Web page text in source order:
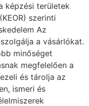
képzési területek
szerinti
Az
a vásárlókat.
minőséget
megfelelően a
és tárolja az
ismeri és